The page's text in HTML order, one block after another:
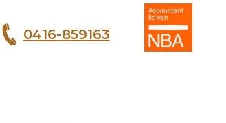
0416-859163